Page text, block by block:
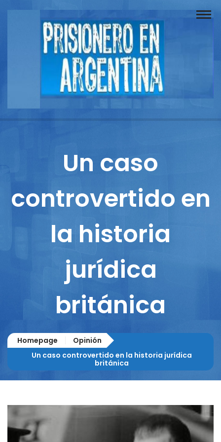
Buscador
Documentos
Columnistas
Un caso
controvertido en
la historia
jurídica
británica
Homepage
Opinión
Un caso controvertido en la historia jurídica
británica